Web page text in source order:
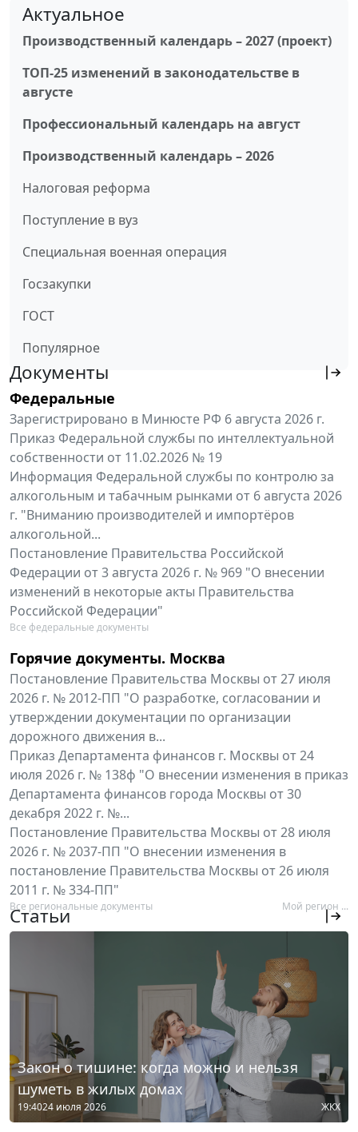
Актуальное
Производственный календарь – 2027 (проект)
ТОП-25 изменений в законодательстве в
августе
Профессиональный календарь на август
Производственный календарь – 2026
Налоговая реформа
Поступление в вуз
Специальная военная операция
Госзакупки
ГОСТ
Популярное
Документы
Федеральные
Зарегистрировано в Минюсте РФ 6 августа 2026 г.
Приказ Федеральной службы по интеллектуальной
собственности от 11.02.2026 № 19
Информация Федеральной службы по контролю за
алкогольным и табачным рынками от 6 августа 2026
г. "Вниманию производителей и импортёров
алкогольной...
Постановление Правительства Российской
Федерации от 3 августа 2026 г. № 969 "О внесении
изменений в некоторые акты Правительства
Российской Федерации"
Все федеральные документы
Горячие документы. Москва
Постановление Правительства Москвы от 27 июля
2026 г. № 2012-ПП "О разработке, согласовании и
утверждении документации по организации
дорожного движения в...
Приказ Департамента финансов г. Москвы от 24
июля 2026 г. № 138ф "О внесении изменения в приказ
Департамента финансов города Москвы от 30
декабря 2022 г. №...
Постановление Правительства Москвы от 28 июля
2026 г. № 2037-ПП "О внесении изменения в
постановление Правительства Москвы от 26 июля
2011 г. № 334-ПП"
Все региональные документы Мой регион ...
Статьи
Закон о тишине: когда можно и нельзя
шуметь в жилых домах
19:4024 июля 2026 ЖКХ